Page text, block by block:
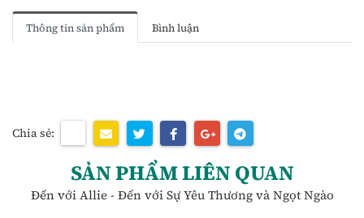
Thông tin sản phẩm Bình luận
Chia sẻ:
SẢN PHẨM LIÊN QUAN
Đến với Allie - Đến với Sự Yêu Thương và Ngọt Ngào